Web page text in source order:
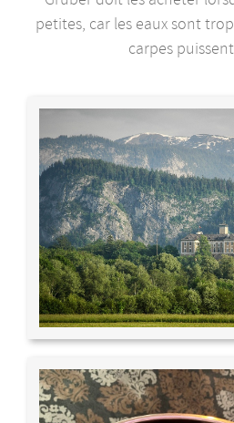
petites, car les eaux sont
carpes